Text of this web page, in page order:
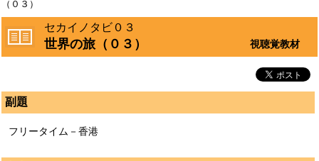
（０３）
セカイノタビ０３
世界の旅（０３） 視聴覚教材
副題
フリータイム－香港